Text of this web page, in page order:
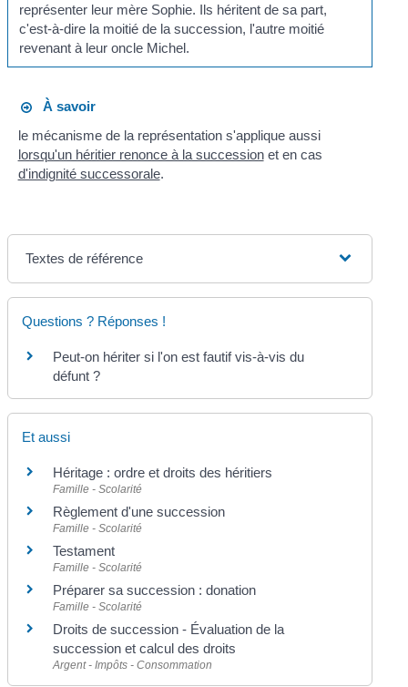
représenter leur mère Sophie. Ils héritent de sa part,
c'est-à-dire la moitié de la succession, l'autre moitié
revenant à leur oncle Michel.
À savoir
le mécanisme de la représentation s'applique aussi
lorsqu'un héritier renonce à la successionet en cas
d'indignité successorale.
Textes de référence
Questions ? Réponses !
Peut-on hériter si l'on est fautif vis-à-vis du
défunt ?
Et aussi
Héritage : ordre et droits des héritiers
Famille - Scolarité
Règlement d'une succession
Famille - Scolarité
Testament
Famille - Scolarité
Préparer sa succession : donation
Famille - Scolarité
Droits de succession - Évaluation de la
succession et calcul des droits
Argent - Impôts - Consommation